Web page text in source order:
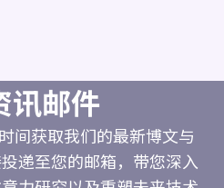
讯邮件
间获取我们的最新博文与
递至您的邮箱，带您深入